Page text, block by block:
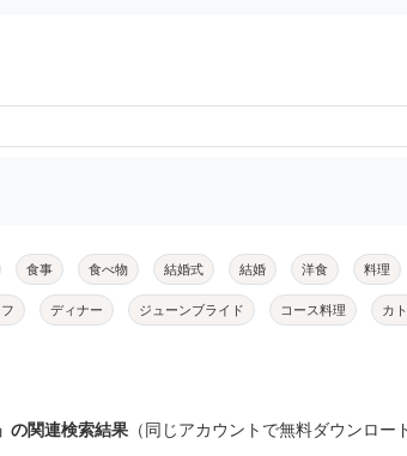
食事 食べ物 結婚式 結婚 洋食 料理
ディナー ジューンブライド コース料理 カ
の関連検索結果 （同じアカウントで無料ダウンロー